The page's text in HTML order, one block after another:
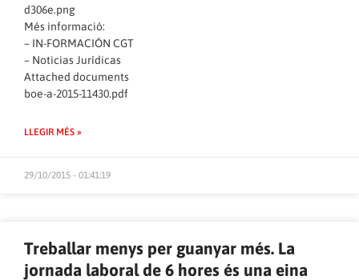
d306e.png
Més informació:
– IN-FORMACIÓN CGT
– Noticias Jurídicas
Attached documents
boe-a-2015-11430.pdf
LLEGIR MÉS »
29/10/2015 - 01:41:19
Treballar menys per guanyar més. La
jornada laboral de 6 hores és una eina